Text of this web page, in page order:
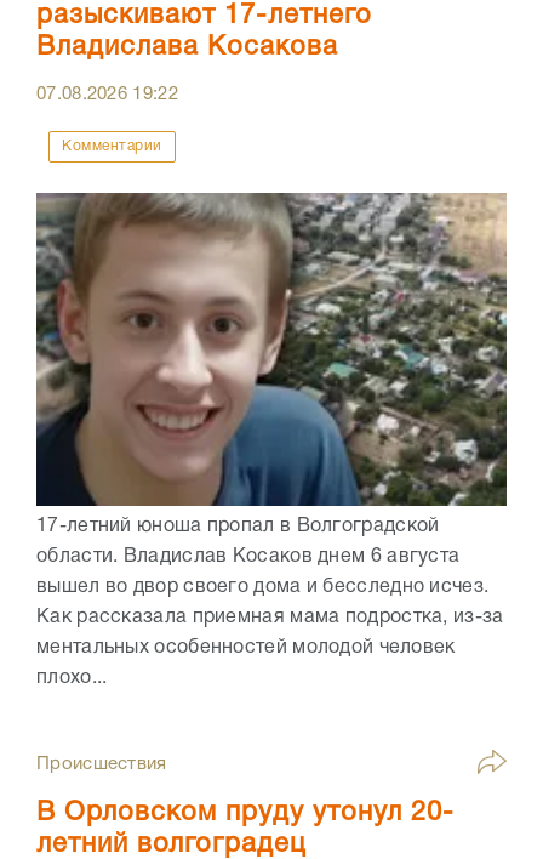
разыскивают 17-летнего
Владислава Косакова
07.08.2026 19:22
Комментарии
17-летний юноша пропал в Волгоградской
области. Владислав Косаков днем 6 августа
вышел во двор своего дома и бесследно исчез.
Как рассказала приемная мама подростка, из-за
ментальных особенностей молодой человек
плохо...
Происшествия
В Орловском пруду утонул 20-
летний волгоградец